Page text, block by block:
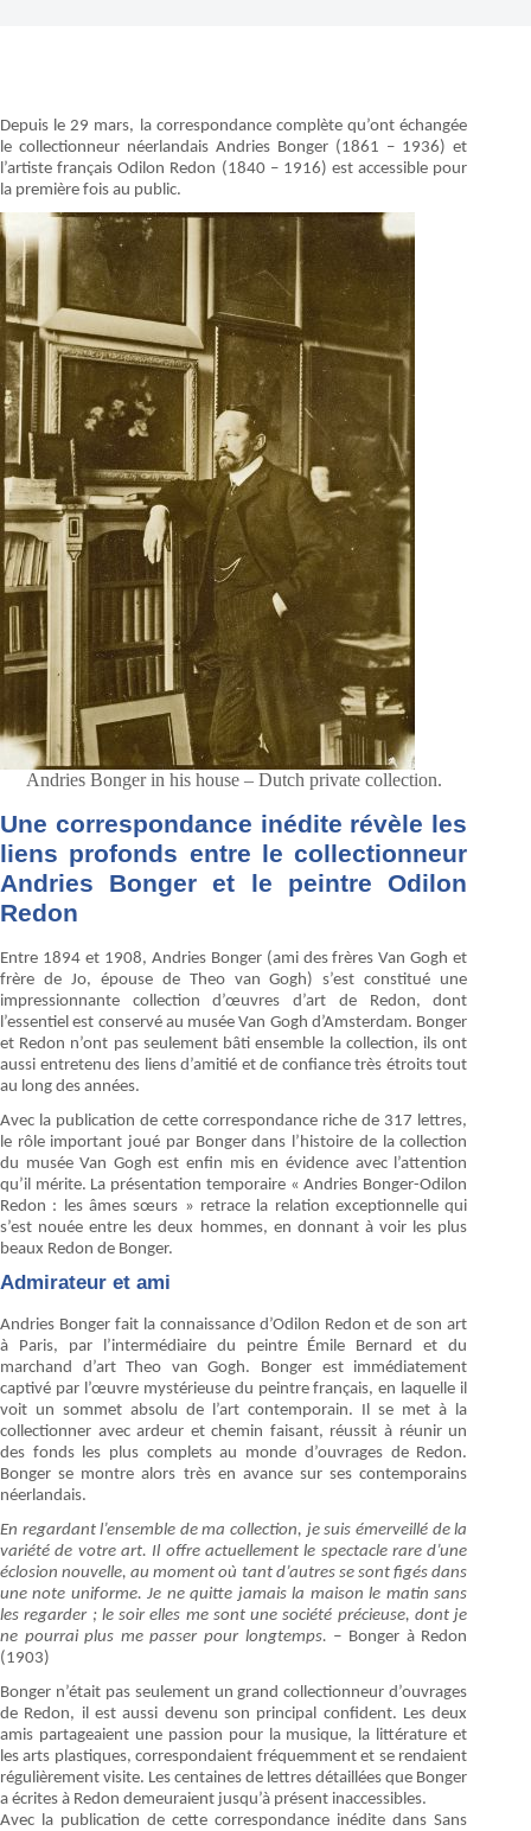
Depuis le 29 mars, la correspondance complète qu’ont échangée
le collectionneur néerlandais Andries Bonger (1861 – 1936) et
l’artiste français Odilon Redon (1840 – 1916) est accessible pour
la première fois au public.
Andries Bonger in his house – Dutch private collection.
Une correspondance inédite révèle les
liens profonds entre le collectionneur
Andries Bonger et le peintre Odilon
Redon
Entre 1894 et 1908, Andries Bonger (ami des frères Van Gogh et
frère de Jo, épouse de Theo van Gogh) s’est constitué une
impressionnante collection d’œuvres d’art de Redon, dont
l’essentiel est conservé au musée Van Gogh d’Amsterdam. Bonger
et Redon n’ont pas seulement bâti ensemble la collection, ils ont
aussi entretenu des liens d’amitié et de confiance très étroits tout
au long des années.
Avec la publication de cette correspondance riche de 317 lettres,
le rôle important joué par Bonger dans l’histoire de la collection
du musée Van Gogh est enfin mis en évidence avec l’attention
qu’il mérite. La présentation temporaire « Andries Bonger-Odilon
Redon : les âmes sœurs » retrace la relation exceptionnelle qui
s’est nouée entre les deux hommes, en donnant à voir les plus
beaux Redon de Bonger.
Admirateur et ami
Andries Bonger fait la connaissance d’Odilon Redon et de son art
à Paris, par l’intermédiaire du peintre Émile Bernard et du
marchand d’art Theo van Gogh. Bonger est immédiatement
captivé par l’œuvre mystérieuse du peintre français, en laquelle il
voit un sommet absolu de l’art contemporain. Il se met à la
collectionner avec ardeur et chemin faisant, réussit à réunir un
des fonds les plus complets au monde d’ouvrages de Redon.
Bonger se montre alors très en avance sur ses contemporains
néerlandais.
En regardant l’ensemble de ma collection, je suis émerveillé de la
variété de votre art. Il offre actuellement le spectacle rare d’une
éclosion nouvelle, au moment où tant d’autres se sont figés dans
une note uniforme. Je ne quitte jamais la maison le matin sans
les regarder ; le soir elles me sont une société précieuse, dont je
ne pourrai plus me passer pour longtemps. – Bonger à Redon
(1903)
Bonger n’était pas seulement un grand collectionneur d’ouvrages
de Redon, il est aussi devenu son principal confident. Les deux
amis partageaient une passion pour la musique, la littérature et
les arts plastiques, correspondaient fréquemment et se rendaient
régulièrement visite. Les centaines de lettres détaillées que Bonger
a écrites à Redon demeuraient jusqu’à présent inaccessibles.
Avec la publication de cette correspondance inédite dans Sans